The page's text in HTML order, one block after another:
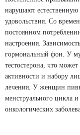
нарушают
удовольствия. Со
постоянном
настроения.
гормональный фон. У
тестостерона, что
активности и набору
лечения. У женщин
менструального цикла
онкологических